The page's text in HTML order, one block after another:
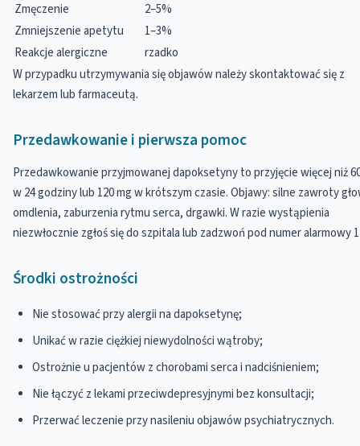
Zmęczenie
2–5%
Zmniejszenie apetytu
1–3%
Reakcje alergiczne
rzadko
W przypadku utrzymywania się objawów należy skontaktować się z
lekarzem lub farmaceutą.
Przedawkowanie i pierwsza pomoc
Przedawkowanie przyjmowanej dapoksetyny to przyjęcie więcej niż
w 24 godziny lub 120 mg w krótszym czasie. Objawy: silne zawroty
omdlenia, zaburzenia rytmu serca, drgawki. W razie wystąpienia
niezwłocznie zgłoś się do szpitala lub zadzwoń pod numer alarmowy
Środki ostrożności
Nie stosować przy alergii na dapoksetynę;
Unikać w razie ciężkiej niewydolności wątroby;
Ostrożnie u pacjentów z chorobami serca i nadciśnieniem;
Nie łączyć z lekami przeciwdepresyjnymi bez konsultacji;
Przerwać leczenie przy nasileniu objawów psychiatrycznych.